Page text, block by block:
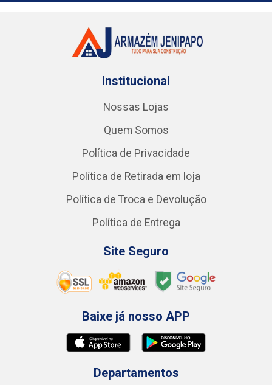
Institucional
Nossas Lojas
Quem Somos
Política de Privacidade
Política de Retirada em loja
Política de Troca e Devolução
Política de Entrega
Site Seguro
Baixe já nosso APP
Departamentos